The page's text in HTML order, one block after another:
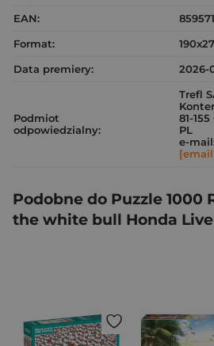
EAN:
Format:
Data premiery:
2026-
Podmiot
odpowiedzialny:
Trefl
81-
PL
e-
Podobne do Puzzle 1000
the white bull Honda